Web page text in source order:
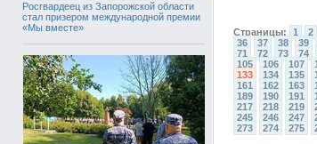
Росгвардеец из Запорожской области
стал призером международной премии
«Мы вместе»
Страницы: 1 2
36
37 38 39
71
72 73 74
105
106 107
133
134 135
161
162 163
189
190 191
217
218 219
245
246 247
273
274 275